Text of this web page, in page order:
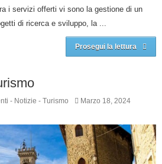
i servizi offerti vi sono la gestione di un
di ricerca e sviluppo, la ...
Prosegui la lettura
- Notizie - Turismo
Marzo 18, 2024